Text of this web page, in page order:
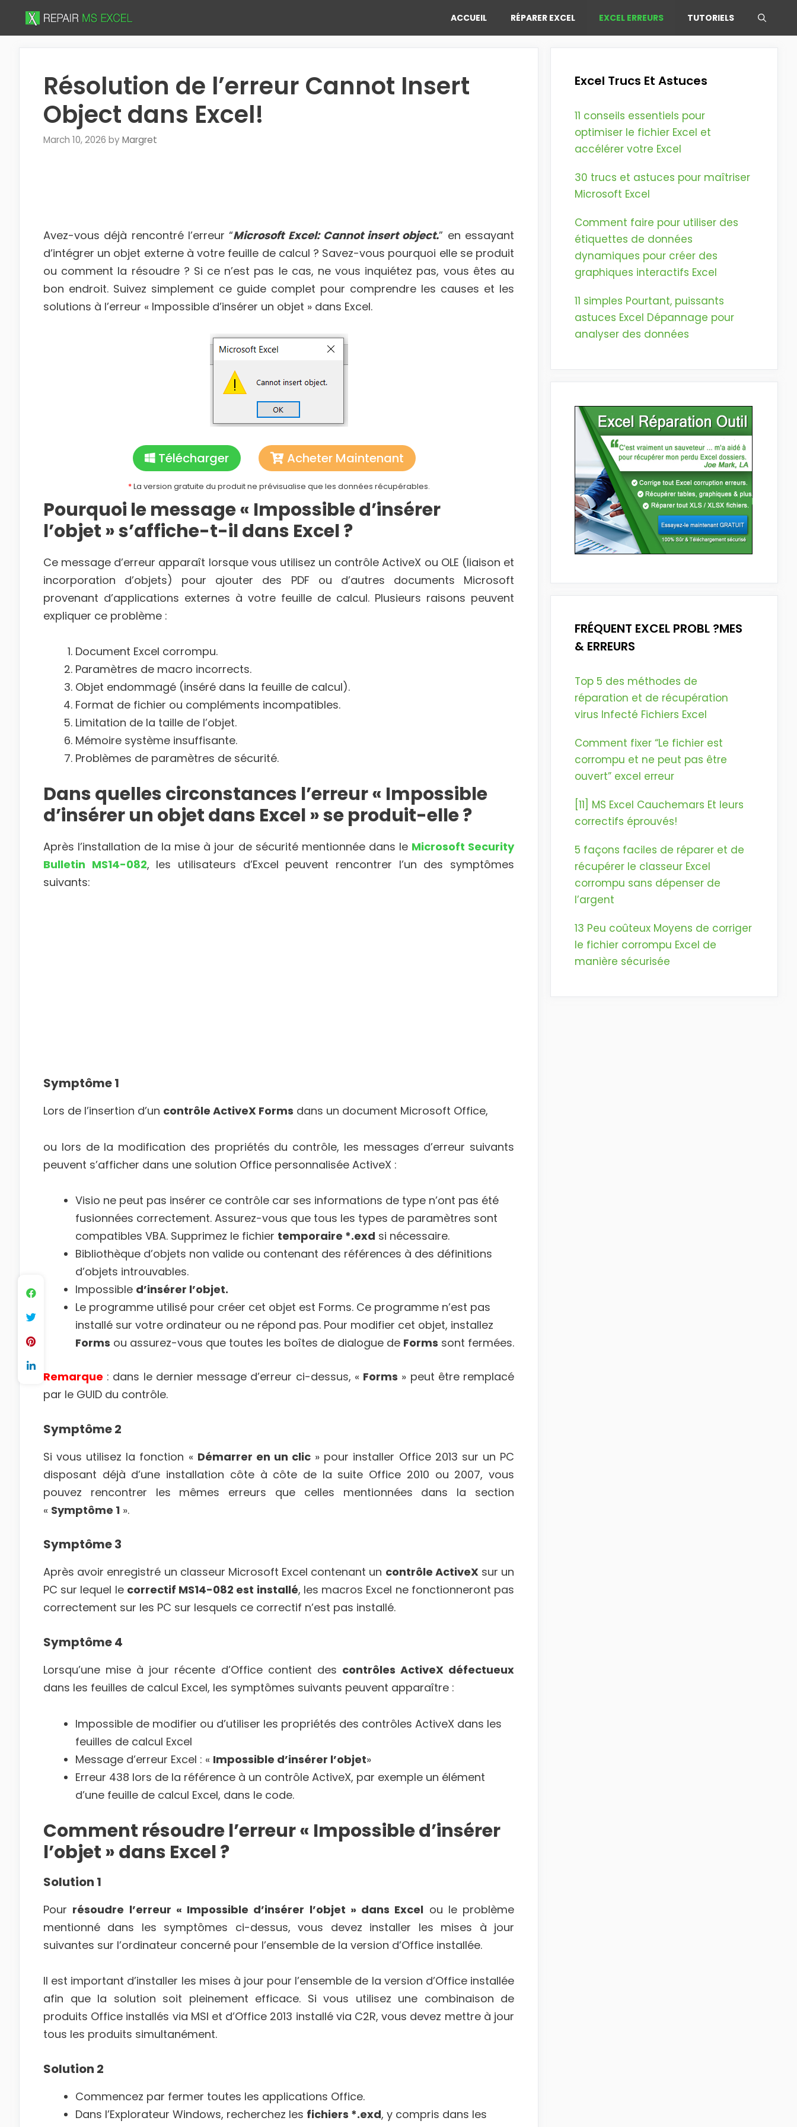
ACCUEIL RÉPARER EXCEL EXCEL ERREURS TUTORIELS
Résolution de l’erreur Cannot Insert
Object dans Excel!
March 10, 2026 by Margret
Avez-vous déjà rencontré l’erreur “Microsoft Excel: Cannot insert object.” en essayant
d’intégrer un objet externe à votre feuille de calcul ? Savez-vous pourquoi elle se produit
ou comment la résoudre ? Si ce n’est pas le cas, ne vous inquiétez pas, vous êtes au
bon endroit. Suivez simplement ce guide complet pour comprendre les causes et les
solutions à l’erreur « Impossible d’insérer un objet » dans Excel.
Télécharger Acheter Maintenant
*La version gratuite du produit ne prévisualise que les données récupérables.
Pourquoi le message « Impossible d’insérer
l’objet » s’affiche-t-il dans Excel ?
Ce message d’erreur apparaît lorsque vous utilisez un contrôle ActiveX ou OLE (liaison et
incorporation d’objets) pour ajouter des PDF ou d’autres documents Microsoft
provenant d’applications externes à votre feuille de calcul. Plusieurs raisons peuvent
expliquer ce problème :
Document Excel corrompu.
Paramètres de macro incorrects.
Objet endommagé (inséré dans la feuille de calcul).
Format de fichier ou compléments incompatibles.
Limitation de la taille de l’objet.
Mémoire système insuffisante.
Problèmes de paramètres de sécurité.
Dans quelles circonstances l’erreur « Impossible
d’insérer un objet dans Excel » se produit-elle ?
Après l’installation de la mise à jour de sécurité mentionnée dans le Microsoft Security
Bulletin MS14-082, les utilisateurs d’Excel peuvent rencontrer l’un des symptômes
suivants:
Symptôme 1
Lors de l’insertion d’un contrôle ActiveX Forms dans un document Microsoft Office,
ou lors de la modification des propriétés du contrôle, les messages d’erreur suivants
peuvent s’afficher dans une solution Office personnalisée ActiveX :
Visio ne peut pas insérer ce contrôle car ses informations de type n’ont pas été
fusionnées correctement. Assurez-vous que tous les types de paramètres sont
compatibles VBA. Supprimez le fichier temporaire *.exd si nécessaire.
Bibliothèque d’objets non valide ou contenant des références à des définitions
d’objets introuvables.
Impossible d’insérer l’objet.
Le programme utilisé pour créer cet objet est Forms. Ce programme n’est pas
installé sur votre ordinateur ou ne répond pas. Pour modifier cet objet, installez
Forms ou assurez-vous que toutes les boîtes de dialogue de Forms sont fermées.
Remarque : dans le dernier message d’erreur ci-dessus, « Forms » peut être remplacé
par le GUID du contrôle.
Symptôme 2
Si vous utilisez la fonction « Démarrer en un clic » pour installer Office 2013 sur un PC
disposant déjà d’une installation côte à côte de la suite Office 2010 ou 2007, vous
pouvez rencontrer les mêmes erreurs que celles mentionnées dans la section
« Symptôme 1 ».
Symptôme 3
Après avoir enregistré un classeur Microsoft Excel contenant un contrôle ActiveXsur un
PC sur lequel le correctif MS14-082 est installé, les macros Excel ne fonctionneront pas
correctement sur les PC sur lesquels ce correctif n’est pas installé.
Symptôme 4
Lorsqu’une mise à jour récente d’Office contient des contrôles ActiveX défectueux
dans les feuilles de calcul Excel, les symptômes suivants peuvent apparaître :
Impossible de modifier ou d’utiliser les propriétés des contrôles ActiveX dans les
feuilles de calcul Excel
Message d’erreur Excel : « Impossible d’insérer l’objet»
Erreur 438 lors de la référence à un contrôle ActiveX, par exemple un élément
d’une feuille de calcul Excel, dans le code.
Comment résoudre l’erreur « Impossible d’insérer
l’objet » dans Excel ?
Solution 1
Pour résoudre l’erreur « Impossible d’insérer l’objet » dans Excel ou le problème
mentionné dans les symptômes ci-dessus, vous devez installer les mises à jour
suivantes sur l’ordinateur concerné pour l’ensemble de la version d’Office installée.
Il est important d’installer les mises à jour pour l’ensemble de la version d’Office installée
afin que la solution soit pleinement efficace. Si vous utilisez une combinaison de
produits Office installés via MSI et d’Office 2013 installé via C2R, vous devez mettre à jour
tous les produits simultanément.
Solution 2
Commencez par fermer toutes les applications Office.
Dans l’Explorateur Windows, recherchez les fichiers *.exd, y compris dans les
Excel Trucs Et Astuces
11 conseils essentiels pour
optimiser le fichier Excel et
accélérer votre Excel
30 trucs et astuces pour maîtriser
Microsoft Excel
Comment faire pour utiliser des
étiquettes de données
dynamiques pour créer des
graphiques interactifs Excel
11 simples Pourtant, puissants
astuces Excel Dépannage pour
analyser des données
FRÉQUENT EXCEL PROBL ?MES
& ERREURS
Top 5 des méthodes de
réparation et de récupération
virus Infecté Fichiers Excel
Comment fixer “Le fichier est
corrompu et ne peut pas être
ouvert” excel erreur
[11] MS Excel Cauchemars Et leurs
correctifs éprouvés!
5 façons faciles de réparer et de
récupérer le classeur Excel
corrompu sans dépenser de
l’argent
13 Peu coûteux Moyens de corriger
le fichier corrompu Excel de
manière sécurisée